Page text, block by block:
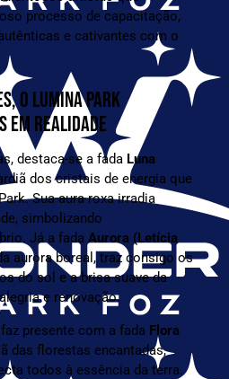
processo de capacitação,
e cativantes com o
O LUMINA PARK
EM REALIDADE
destaca-se a fada Luna
dos cristais de energia que
Sua aura roxa irradia
simbolizando
Já a fada Aurora (Letícia
aurora boreal, traz consigo os
do sol e a brisa suave da
e renovação.
presente com a fada Flora
das florestas encantadas,
todos à essência da terra.